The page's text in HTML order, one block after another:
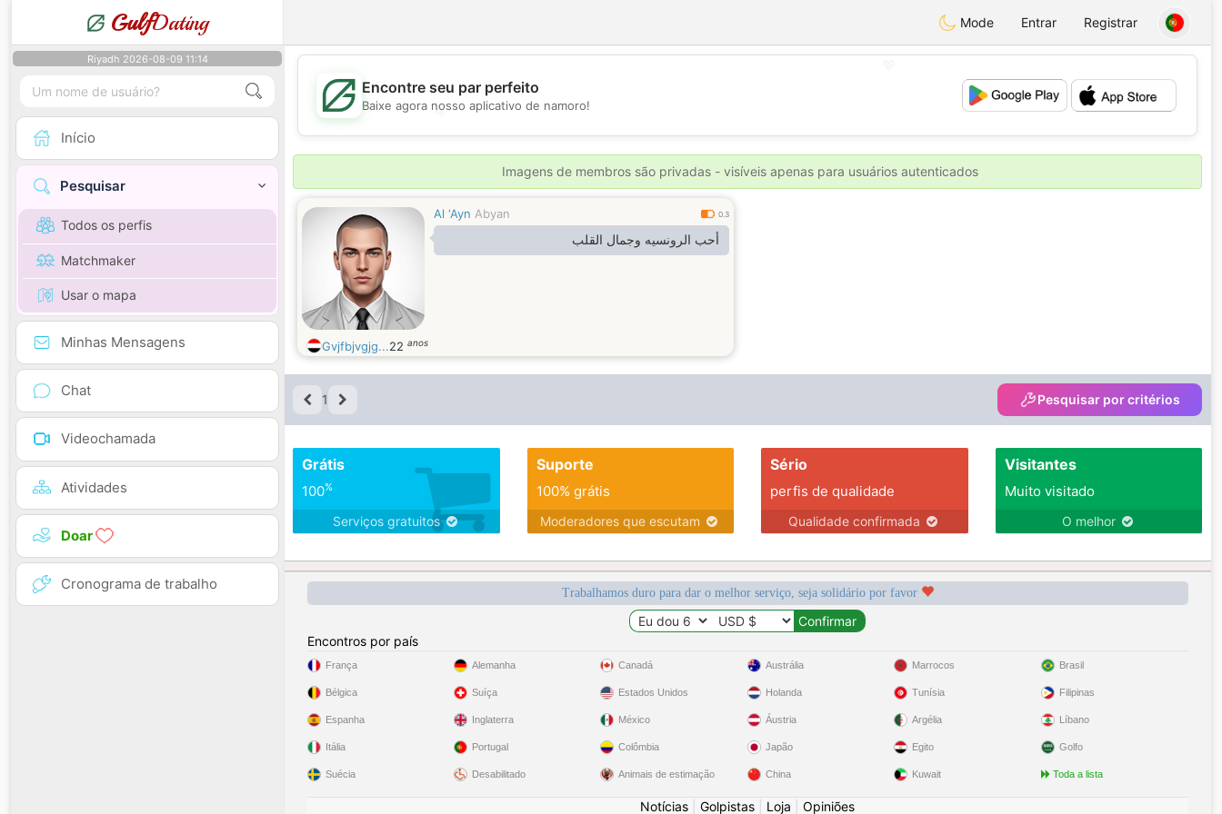
GulfDating Mode Entrar Registrar
Riyadh 2026-08-09 11:14
Início
Pesquisar
Todos os perfis
Matchmaker
Usar o mapa
Minhas Mensagens
Chat
Videochamada
Atividades
Doar
Cronograma de trabalho
💖
💕
💕
Encontre seu par perfeito
Baixe agora nosso aplicativo de namoro!
Imagens de membros são privadas - visíveis apenas para usuários autenticados
Al ‘Ayn Abyan 0.3
أحب الرونسيه وجمال القلب
Gvjfbjvgjg...22 anos
1 Pesquisar por critérios
Grátis
100%
Serviços gratuitos
Suporte
100% grátis
Moderadores que escutam
Sério
perfis de qualidade
Qualidade confirmada
Visitantes
Muito visitado
O melhor
Trabalhamos duro para dar o melhor serviço, seja solidário por favor
Encontros por país
França
Bélgica
Espanha
Itália
Suécia
Alemanha
Suíça
Inglaterra
Portugal
Desabilitado
Canadá
Estados Unidos
México
Colômbia
Animais de estimação
Austrália
Holanda
Áustria
Japão
China
Marrocos
Tunísia
Argélia
Egito
Kuwait
Brasil
Filipinas
Líbano
Golfo
Toda a lista
Notícias Golpistas Loja Opiniões